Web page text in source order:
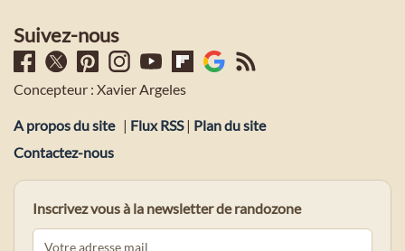
Suivez-nous
Concepteur : Xavier Argeles
A propos du site | Flux RSS| Plan du site
Contactez-nous
Inscrivez vous à la newsletter de randozone